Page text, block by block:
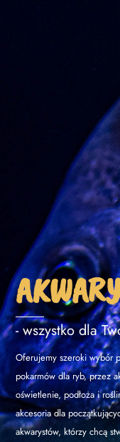
- wszystko dla
Oferujemy szeroki wybór
pokarmów dla ryb, przez
oświetlenie, podłoża i
akcesoria dla
akwarystów, którzy chcą